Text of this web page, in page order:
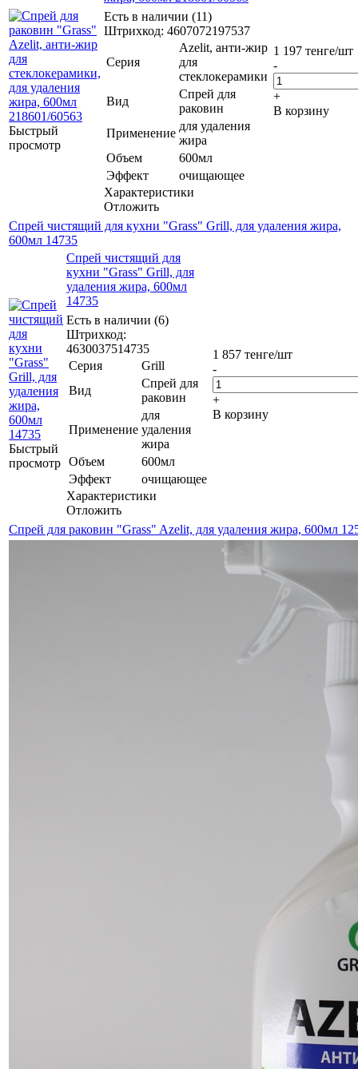
Быстрый
просмотр
Есть в наличии (11)
Штрихкод: 4607072197537
Серия
Azelit, анти-жир
для
стеклокерамики
Вид
Спрей для
раковин
Применение
для удаления
жира
Объем
600мл
Эффект
очищающее
Характеристики
Отложить
1 197 тенге/шт
-
+
В корзину
Спрей чистящий для кухни "Grass" Grill, для удаления жира,
600мл 14735
Быстрый
просмотр
Спрей чистящий для
кухни "Grass" Grill, для
удаления жира, 600мл
14735
Есть в наличии (6)
Штрихкод:
4630037514735
Серия
Grill
Вид
Спрей для
раковин
Применение
для
удаления
жира
Объем
600мл
Эффект
очищающее
Характеристики
Отложить
1 857 тенге/шт
-
+
В корзину
Спрей для раковин "Grass" Azelit, для удаления жира, 600мл